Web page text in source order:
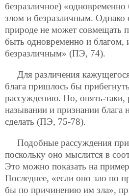
безразличное)
злом и безразличным. Однако
природе не может совмещать
быть одновременно и благом,
безразличным» (ПЭ, 74).
Для различения
блага пришлось бы
рассуждению. Но, опять-таки,
назывании и признании блага
сделать (ПЭ, 75-78).
Подобные рассуждения
поскольку оно мыслится в
Это можно показать на
Последнее, «если оно зло по
бы по причинению им зла»,